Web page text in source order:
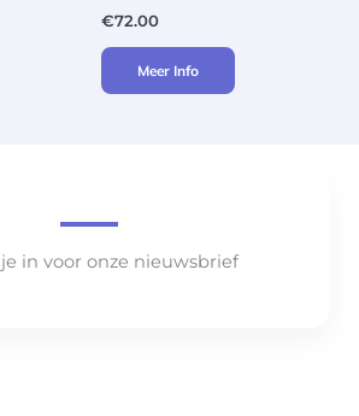
€72.00
Meer Info
in voor onze nieuwsbrief